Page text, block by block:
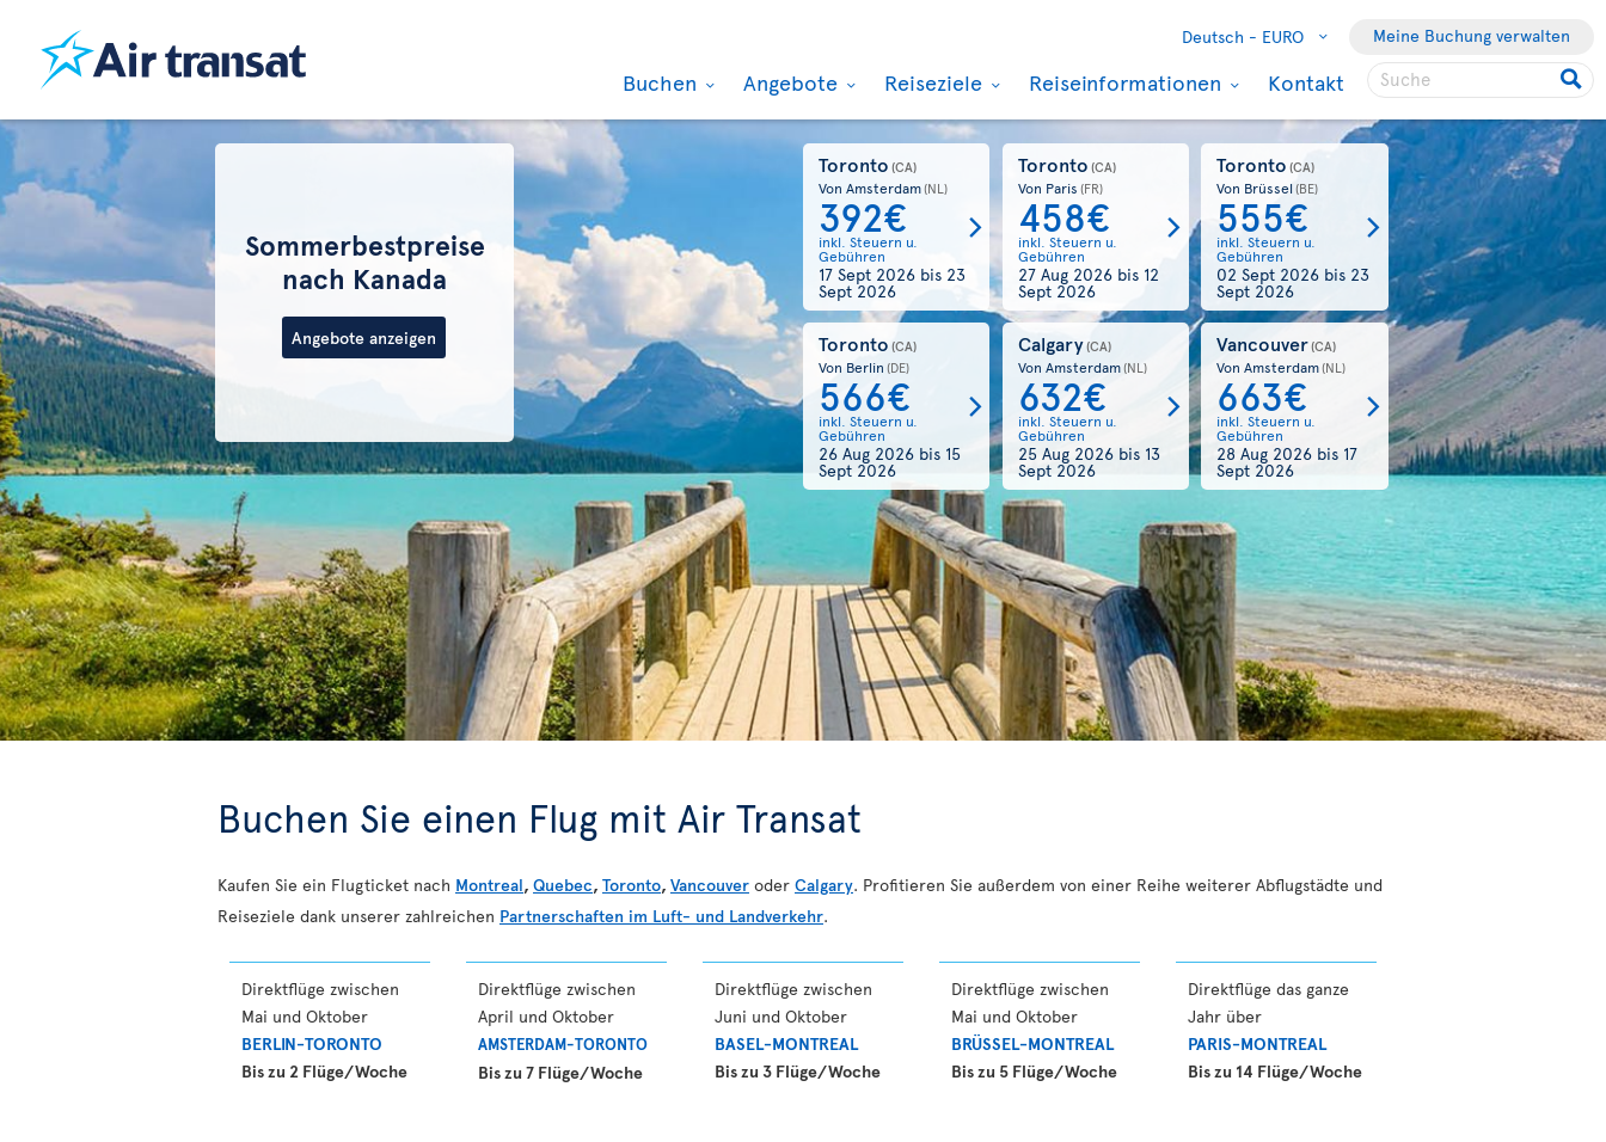
Deutsch - EURO Meine Buchung verwalten
Buchen Angebote Reiseziele Reiseinformationen Kontakt
Sommerbestpreise
nach Kanada
Angebote anzeigen
Toronto (CA)
Von Amsterdam(NL)
392€
inkl. Steuern u.
Gebühren
17 Sept 2026 bis 23
Sept 2026
Toronto (CA)
Von Paris (FR)
458€
inkl. Steuern u.
Gebühren
27 Aug 2026 bis12
Sept 2026
Toronto (CA)
Von Brüssel(BE)
555€
inkl. Steuern u.
Gebühren
02 Sept 2026 bis 23
Sept 2026
Toronto (CA)
Von Berlin (DE)
566€
inkl. Steuern u.
Gebühren
26 Aug 2026 bis 15
Sept 2026
Calgary(CA)
Von Amsterdam(NL)
632€
inkl. Steuern u.
Gebühren
25 Aug 2026 bis13
Sept 2026
Vancouver(CA)
Von Amsterdam(NL)
663€
inkl. Steuern u.
Gebühren
28 Aug 2026 bis 17
Sept 2026
Buchen Sie einen Flug mit Air Transat
Kaufen Sie ein Flugticket nach Montreal, Quebec, Toronto, Vancouver oder Calgary. Profitieren Sie außerdem von einer Reihe weiterer Abflugstädte und
Reiseziele dank unserer zahlreichen Partnerschaften im Luft- und Landverkehr.
Direktflüge zwischen
Mai und Oktober
BERLIN-TORONTO
Bis zu 2 Flüge/Woche
Direktflüge zwischen
April und Oktober
AMSTERDAM-TORONTO
Bis zu 7 Flüge/Woche
Direktflüge zwischen
Juni und Oktober
BASEL-MONTREAL
Bis zu 3 Flüge/Woche
Direktflüge zwischen
Mai und Oktober
BRÜSSEL-MONTREAL
Bis zu 5 Flüge/Woche
Direktflüge das ganze
Jahr über
PARIS-MONTREAL
Bis zu 14 Flüge/Woche